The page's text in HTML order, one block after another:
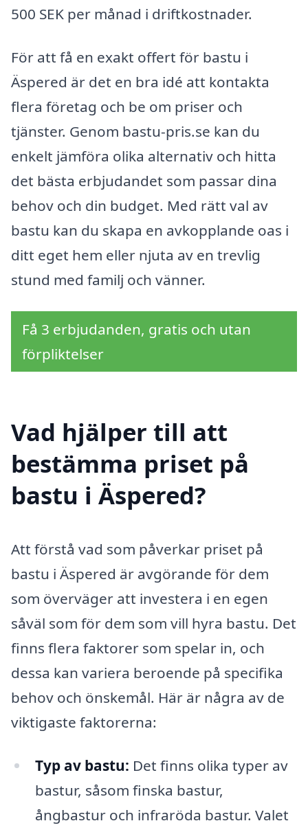
500 SEK per månad i driftkostnader.
För att få en exakt offert för bastu i
Äspered är det en bra idé att kontakta
flera företag och be om priser och
tjänster. Genom bastu-pris.se kan du
enkelt jämföra olika alternativ och hitta
det bästa erbjudandet som passar dina
behov och din budget. Med rätt val av
bastu kan du skapa en avkopplande oas i
ditt eget hem eller njuta av en trevlig
stund med familj och vänner.
Få 3 erbjudanden, gratis och utan
förpliktelser
Vad hjälper till att
bestämma priset på
bastu i Äspered?
Att förstå vad som påverkar priset på
bastu i Äspered är avgörande för dem
som överväger att investera i en egen
såväl som för dem som vill hyra bastu. Det
finns flera faktorer som spelar in, och
dessa kan variera beroende på specifika
behov och önskemål. Här är några av de
viktigaste faktorerna:
Typ av bastu: Det finns olika typer av
bastur, såsom finska bastur,
ångbastur och infraröda bastur. Valet